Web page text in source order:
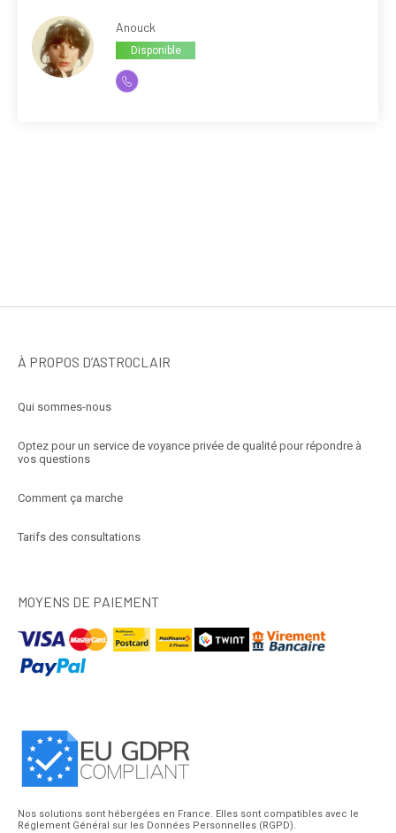
Anouck
Disponible
À PROPOS D’ASTROCLAIR
Qui sommes-nous
Optez pour un service de voyance privée de qualité pour répondre à
vos questions
Comment ça marche
Tarifs des consultations
MOYENS DE PAIEMENT
Nos solutions sont hébergées en France. Elles sont compatibles avec le
Réglement Général sur les Données Personnelles (RGPD).